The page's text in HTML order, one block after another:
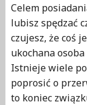
Celem
lubisz spędzać
czujesz, że coś
ukochana
Istnieje wiele
poprosić o
to koniec